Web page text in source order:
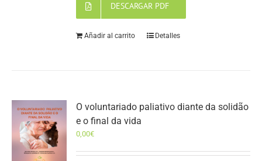
DESCARGAR PDF
Añadir al carrito Detalles
O voluntariado paliativo diante da solidão
e o final da vida
0,00€